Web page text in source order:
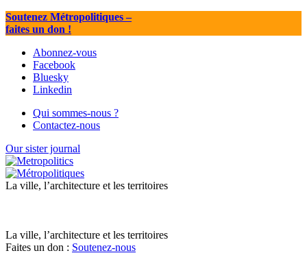
Soutenez Métropolitiques–
faites un don !
Abonnez-vous
Facebook
Bluesky
Linkedin
Qui sommes-nous ?
Contactez-nous
Our sister journal
La ville, l’architecture et les territoires
La ville, l’architecture et les territoires
Faites un don : Soutenez-nous